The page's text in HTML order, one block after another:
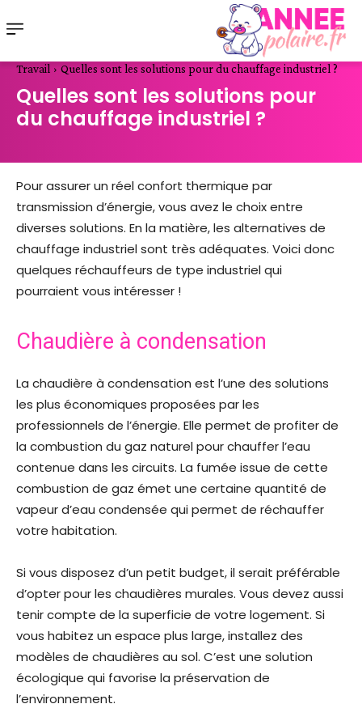
Travail Quelles sont les solutions pour du chauffage industriel ?
Quelles sont les solutions pour
du chauffage industriel ?
Pour assurer un réel confort thermique par
transmission d’énergie, vous avez le choix entre
diverses solutions. En la matière, les alternatives de
chauffage industriel sont très adéquates. Voici donc
quelques réchauffeurs de type industriel qui
pourraient vous intéresser !
Chaudière à condensation
La chaudière à condensation est l’une des solutions
les plus économiques proposées par les
professionnels de l’énergie. Elle permet de profiter de
la combustion du gaz naturel pour chauffer l’eau
contenue dans les circuits. La fumée issue de cette
combustion de gaz émet une certaine quantité de
vapeur d’eau condensée qui permet de réchauffer
votre habitation.
Si vous disposez d’un petit budget, il serait préférable
d’opter pour les chaudières murales. Vous devez aussi
tenir compte de la superficie de votre logement. Si
vous habitez un espace plus large, installez des
modèles de chaudières au sol. C’est une solution
écologique qui favorise la préservation de
l’environnement.